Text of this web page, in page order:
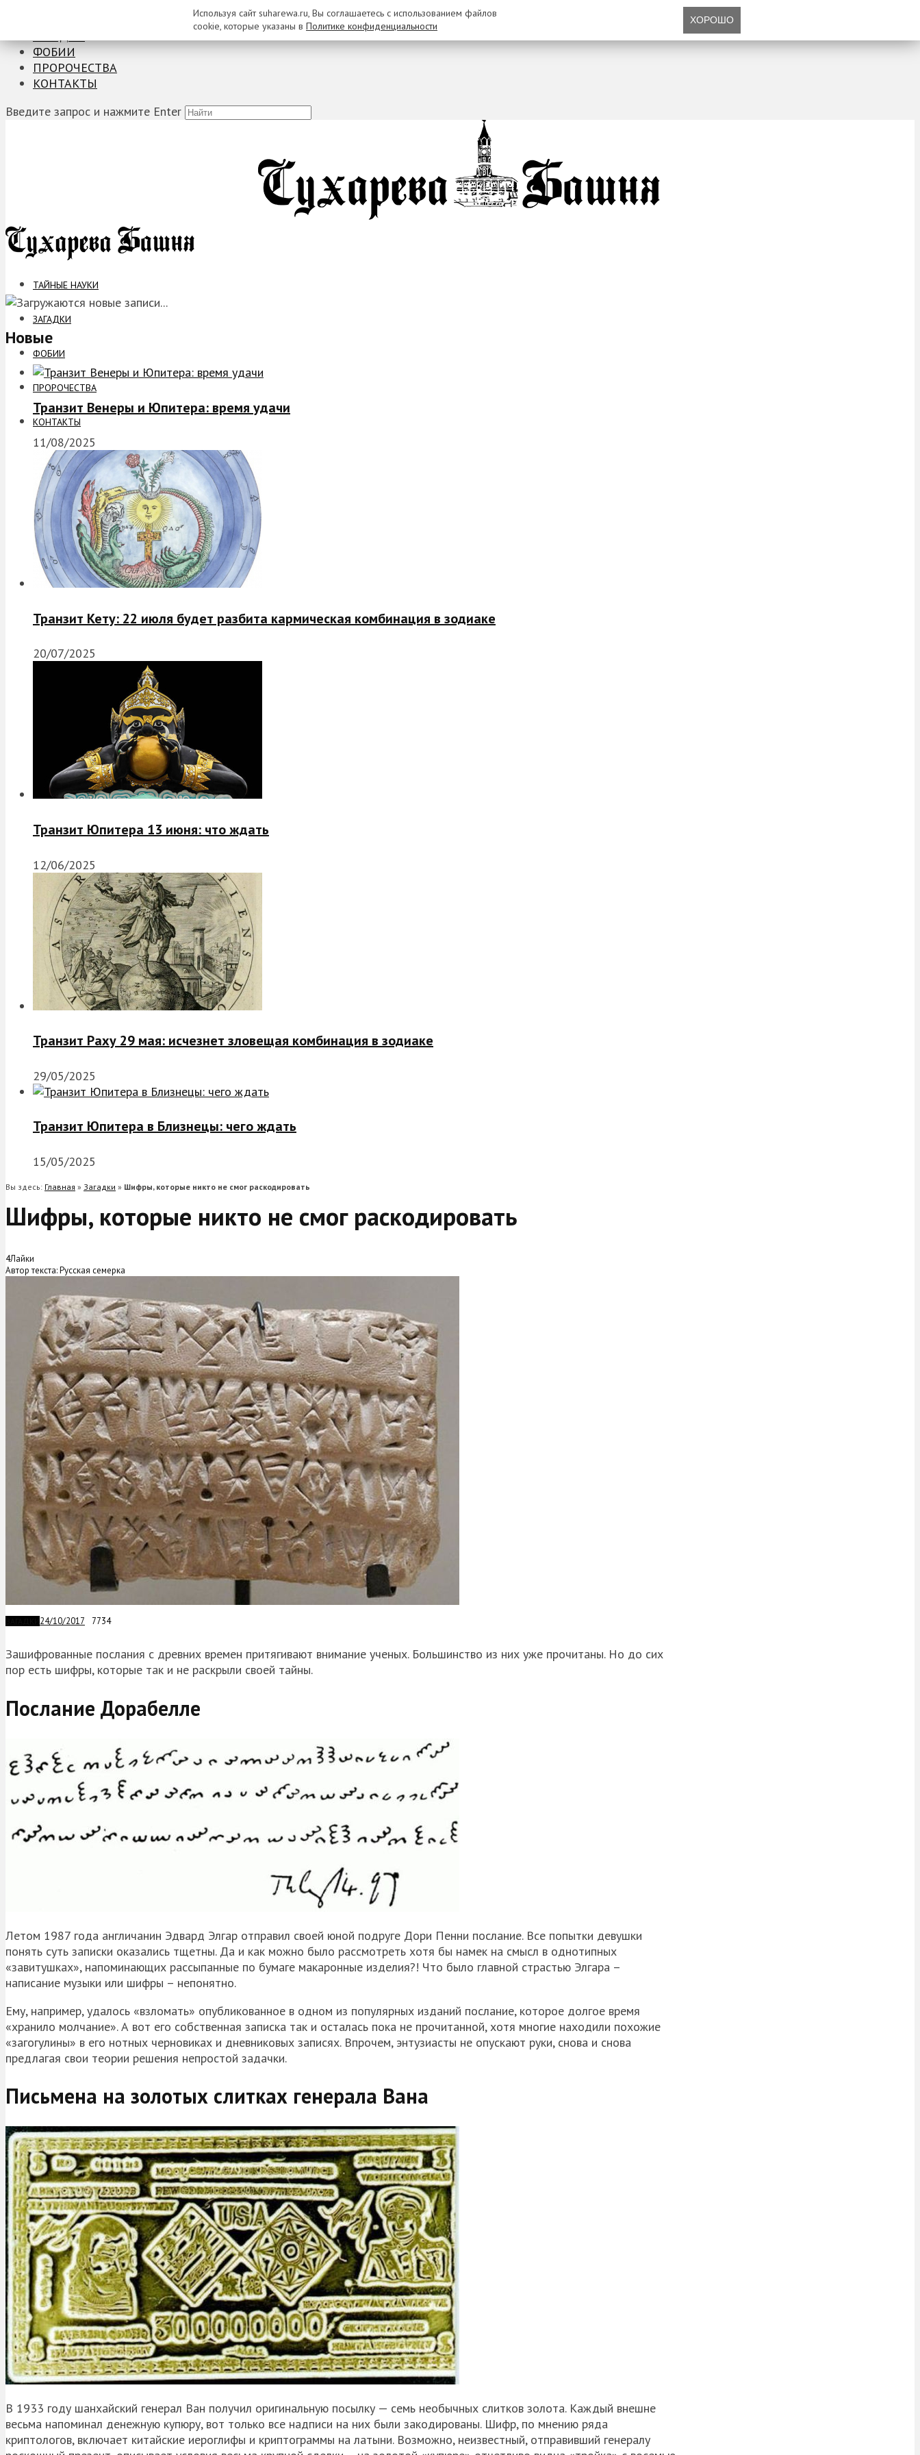
ФОБИИ
ПРОРОЧЕСТВА
КОНТАКТЫ
Введите запрос и нажмите Enter
ТАЙНЫЕ НАУКИ
ЗАГАДКИ
ФОБИИ
ПРОРОЧЕСТВА
КОНТАКТЫ
Новые
Транзит Венеры и Юпитера: время удачи
11/08/2025
Транзит Кету: 22 июля будет разбита кармическая комбинация в зодиаке
20/07/2025
Транзит Юпитера 13 июня: что ждать
12/06/2025
Транзит Раху 29 мая: исчезнет зловещая комбинация в зодиаке
29/05/2025
Транзит Юпитера в Близнецы: чего ждать
15/05/2025
Вы здесь: Главная » Загадки » Шифры, которые никто не смог раскодировать
Шифры, которые никто не смог раскодировать
4Лайки
Автор текста: Русская семерка
24/10/2017 7734
Зашифрованные послания с древних времен притягивают внимание ученых. Большинство из них уже прочитаны. Но до сих
пор есть шифры, которые так и не раскрыли своей тайны.
Послание Дорабелле
Летом 1987 года англичанин Эдвард Элгар отправил своей юной подруге Дори Пенни послание. Все попытки девушки
понять суть записки оказались тщетны. Да и как можно было рассмотреть хотя бы намек на смысл в однотипных
«завитушках», напоминающих рассыпанные по бумаге макаронные изделия?! Что было главной страстью Элгара –
написание музыки или шифры – непонятно.
Ему, например, удалось «взломать» опубликованное в одном из популярных изданий послание, которое долгое время
«хранило молчание». А вот его собственная записка так и осталась пока не прочитанной, хотя многие находили похожие
«загогулины» в его нотных черновиках и дневниковых записях. Впрочем, энтузиасты не опускают руки, снова и снова
предлагая свои теории решения непростой задачки.
Письмена на золотых слитках генерала Вана
В 1933 году шанхайский генерал Ван получил оригинальную посылку — семь необычных слитков золота. Каждый внешне
весьма напоминал денежную купюру, вот только все надписи на них были закодированы. Шифр, по мнению ряда
криптологов, включает китайские иероглифы и криптограммы на латыни. Возможно, неизвестный, отправивший генералу
Используя сайт suharewa.ru, Вы соглашаетесь с использованием файлов
cookie, которые указаны в Политике конфиденциальности ХОРОШО